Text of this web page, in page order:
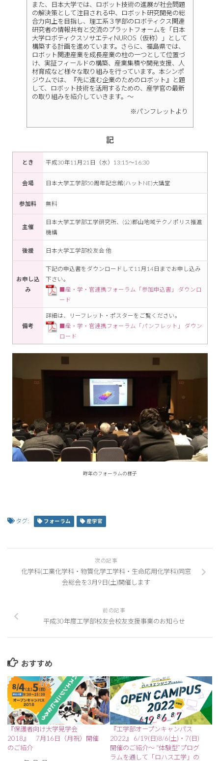
また、日本大学では、ロボット技術の進展が社会問題
の解決策として注目される中、ロボット研究開発の総
合力向上を目指し、理工系３学部のロボティクス関連
研究者の情報共有と交流のプラットフォームを「日本
大学ロボティクスソサエティNUROS（仮称）」として
構築する計画を進めています。さらに、福島県では、
ロボット関連産業を成長産業の柱の一つとして位置づ
け、実証フィールドの構築、産業集積や開発支援、人
材育成など様々な取り組みを行っています。本シンポ
ジウムでは、『先に進む企業のためのロボット』と題
して、ロボット技術を活用するための、産学官の最新
の取り組みを紹介していきます。～
※パンフレットより
記
とき 平成30年11月21日（水）13:15～16:30
会場 日本大学工学部50周年記念館(ハットNE)大講堂
参加料 無料
主催
日本大学工学部工学研究所、(公)郡山地域テクノポリス推進
機構
後援 日本大学工学部校友会 他
お申し込
み
下記の申込書をダウンロードして11月14日までお申し込み
下さい。
■産・学・官連携フォーラム「参加申込書」 ダウンロ
ード
備考
詳細は、リーフレット・ポスターをご覧ください。
■産・学・官連携フォーラム「パンフレット」 ダウン
ロード
昨年のフォーラムの様子
タグ: フォーラム 産学官
次の記事
化学科(工業化学科・物質化学工学科・生命応用化学科)同窓
会総会を3月9日(土)開催します
前の記事
平成30年度工学部校友会校友支援事業のお知らせ
おすすめ
『保護者向け大学見学会
2018』 7月16日（月祝）開催
のご紹介
『工学部オープンキャンパス
2022』 6/19(日)8/6(土)・7(日)
開催のご紹介～ “体験型”プログ
ラムを通して「ロハス工学」の